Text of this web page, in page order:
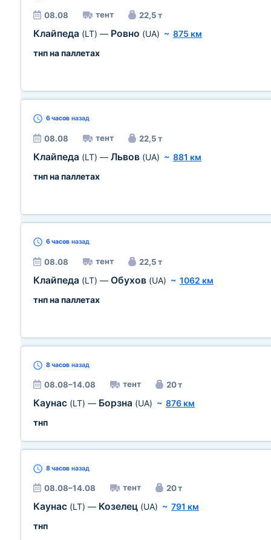
08.08 тент 22,5 т
Клайпеда (LT) — Ровно (UA) ~ 875 км
тнп на паллетах
6 часов назад
08.08 тент 22,5 т
Клайпеда (LT) — Львов (UA) ~ 881 км
тнп на паллетах
6 часов назад
08.08 тент 22,5 т
Клайпеда (LT) — Обухов (UA) ~ 1062 км
тнп на паллетах
8 часов назад
08.08–14.08 тент 20 т
Каунас (LT) — Борзна (UA) ~ 876 км
тнп
8 часов назад
08.08–14.08 тент 20 т
Каунас (LT) — Козелец (UA) ~ 791 км
тнп